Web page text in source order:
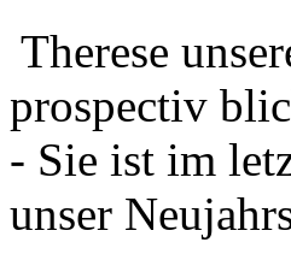
Therese
prospectiv
- Sie ist im
unser